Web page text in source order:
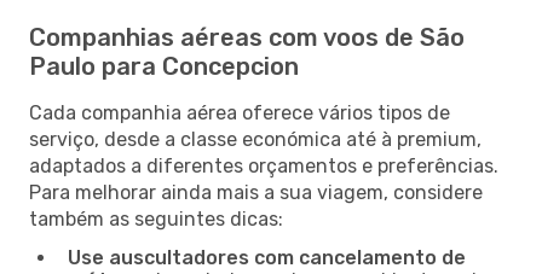
Companhias aéreas com voos de São
Paulo para Concepcion
Cada companhia aérea oferece vários tipos de
serviço, desde a classe económica até à premium,
adaptados a diferentes orçamentos e preferências.
Para melhorar ainda mais a sua viagem, considere
também as seguintes dicas:
Use auscultadores com cancelamento de